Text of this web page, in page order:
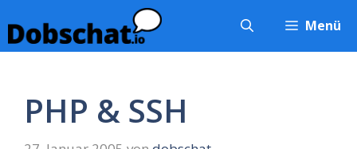
Inhalt
springen
Menü
PHP & SSH